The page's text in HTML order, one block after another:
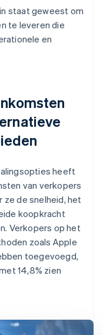
staat geweest om
te leveren die
en
heeft
van verkopers
ze de snelheid, het
koopkracht
Verkopers op het
zoals Apple
toegevoegd,
14,8% zien